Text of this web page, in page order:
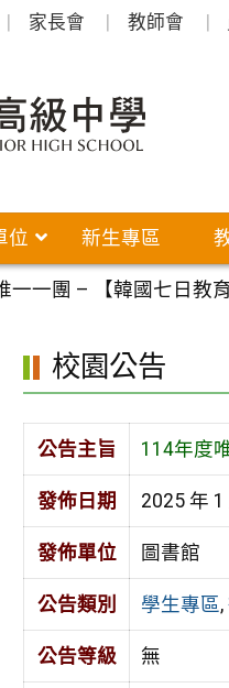
家長會 教師會
位 新生專區
一一團 – 【韓國七日教
校園公告
公告主旨 114年度
發佈日期 2025 年 1
發佈單位 圖書館
公告類別 學生專區,
公告等級 無